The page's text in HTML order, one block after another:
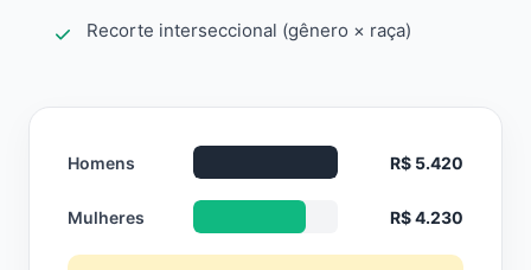
Recorte interseccional (gênero × raça)
Homens R$ 5.420
Mulheres R$ 4.230